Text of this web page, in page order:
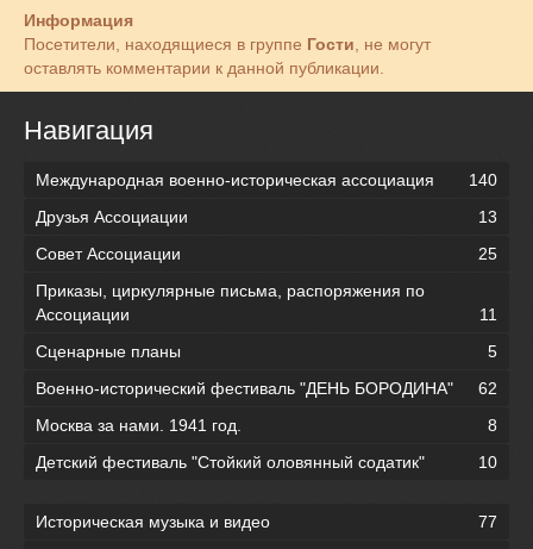
Информация
Посетители, находящиеся в группе Гости , не могут
оставлять комментарии к данной публикации.
Навигация
Международная военно-историческая ассоциация
140
Друзья Ассоциации
13
Совет Ассоциации
25
Приказы, циркулярные письма, распоряжения по
Ассоциации
11
Сценарные планы
5
Военно-исторический фестиваль "ДЕНЬ БОРОДИНА"
62
Москва за нами. 1941 год.
8
Детский фестиваль "Стойкий оловянный содатик"
10
Историческая музыка и видео 77